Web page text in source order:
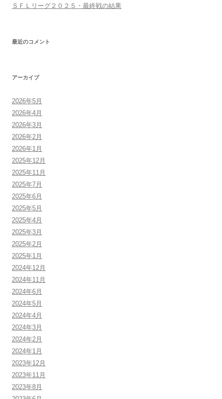
ＳＦＬリーグ２０２５・最終戦の結果
最近のコメント
アーカイブ
2026年5月
2026年4月
2026年3月
2026年2月
2026年1月
2025年12月
2025年11月
2025年7月
2025年6月
2025年5月
2025年4月
2025年3月
2025年2月
2025年1月
2024年12月
2024年11月
2024年6月
2024年5月
2024年4月
2024年3月
2024年2月
2024年1月
2023年12月
2023年11月
2023年8月